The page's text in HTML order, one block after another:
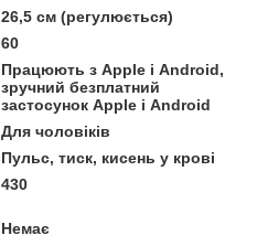
26,5 см (регулюється)
60
Працюють з Apple і Android,
зручний безплатний
застосунок Apple і Android
Для чоловіків
Пульс, тиск, кисень у крові
430
Немає